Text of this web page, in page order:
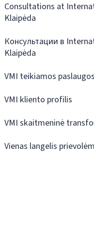
Consultations at
Klaipėda
Консультации в
Klaipėda
VMI teikiamos paslaugos
VMI kliento profilis
VMI skaitmeninė
Vienas langelis